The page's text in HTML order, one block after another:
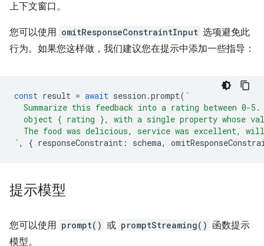
上下文窗口。
您可以使用 omitResponseConstraintInput 选项避免此
行为。如果您这样做，我们建议您在提示中添加一些指导：
const result = await session .prompt( `
Summarize this feedback into a rating between 0-
object { rating }, with a single property whose
The food was delicious, service was excellent,
` , { responseConstraint : schema,
提示模型
您可以使用 prompt() 或 promptStreaming() 函数提示
模型。